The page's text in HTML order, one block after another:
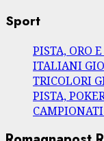
Sport
PISTA, ORO
ITALIANI
TRICOLORI
PISTA,